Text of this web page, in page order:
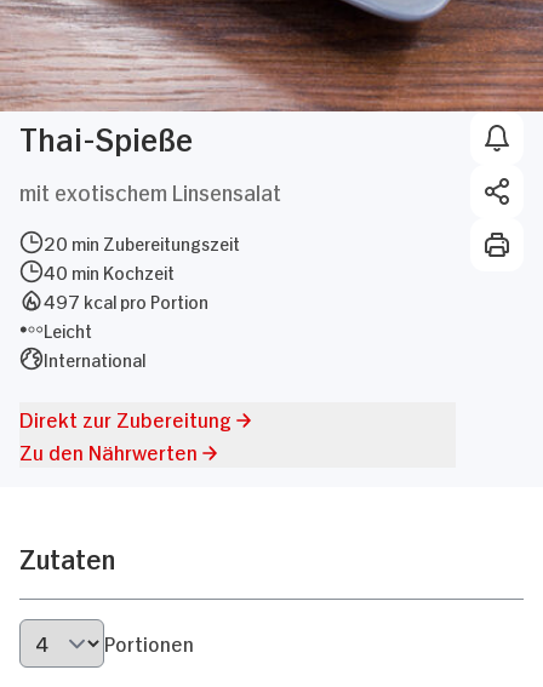
Thai-Spieße
mit exotischem Linsensalat
20 min Zubereitungszeit
40 min Kochzeit
497 kcal pro Portion
Leicht
International
Direkt zur Zubereitung
Zu den Nährwerten
Zutaten
Portionen